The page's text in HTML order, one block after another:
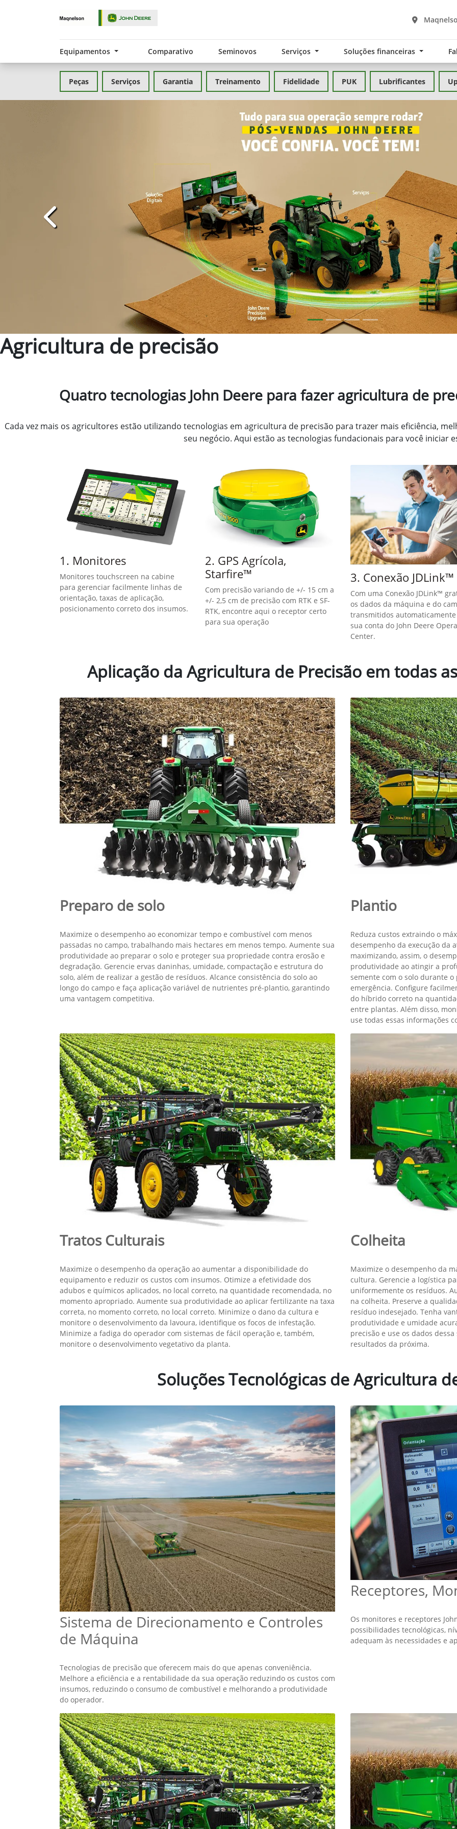
Equipamentos Comparativo Seminovos Serviços Soluções financeiras
Peças Serviços Garantia Treinamento Fidelidade PUK Lubrificantes
Agricultura de precisão
Cada vez mais os agricultores estão utilizando tecnologias em agricultura de precisão para trazer mais eficiência,
seu negócio. Aqui estão as tecnologias fundacionais para você iniciar
1. Monitores
Monitores touchscreen na cabine
para gerenciar facilmente linhas de
orientação, taxas de aplicação,
posicionamento correto dos insumos.
2. GPS Agrícola,
Starfire™
Com precisão variando de +/- 15 cm a
+/- 2,5 cm de precisão com RTK e SF-
RTK, encontre aqui o receptor certo
3. Conexão JDLink™
Com uma Conexão JDLink™
os dados da máquina e do
transmitidos
sua conta do John Deere
Center.
Aplicação da Agricultura de Precisão em todas
Preparo de solo
Maximize o desempenho ao economizar tempo e combustível com menos
passadas no campo, trabalhando mais hectares em menos tempo. Aumente sua
produtividade ao preparar o solo e proteger sua propriedade contra erosão e
Plantio
Reduza custos extraindo o
desempenho da execução da
maximizando, assim, o